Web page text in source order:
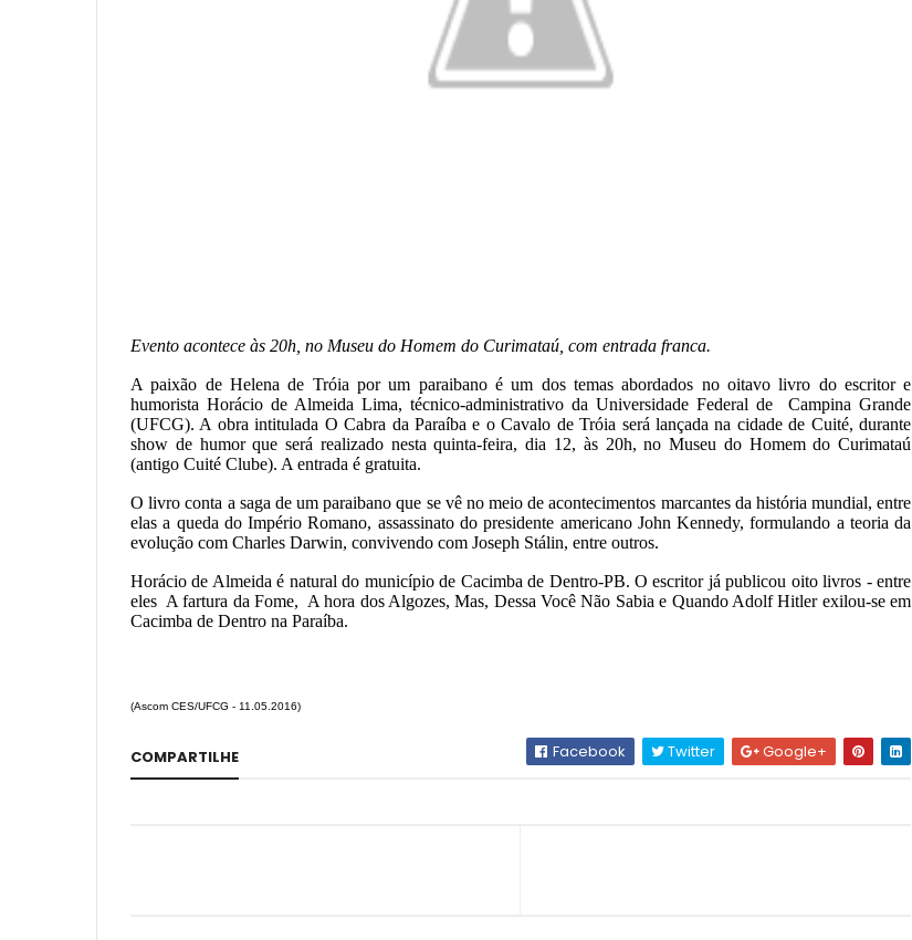
Evento acontece às 20h, no Museu do Homem do Curimataú, com entrada franca.
A paixão de Helena de Tróia por um paraibano é um dos temas abordados no oitavo livro do escritor e
humorista Horácio de Almeida Lima, técnico-administrativo da Universidade Federal de Campina Grande
(UFCG). A obra intitulada O Cabra da Paraíba e o Cavalo de Tróia será lançada na cidade de Cuité, durante
show de humor que será realizado nesta quinta-feira, dia 12, às 20h, no Museu do Homem do Curimataú
(antigo Cuité Clube). A entrada é gratuita.
O livro conta a saga de um paraibano que se vê no meio de acontecimentos marcantes da história mundial, entre
elas a queda do Império Romano, assassinato do presidente americano John Kennedy, formulando a teoria da
evolução com Charles Darwin, convivendo com Joseph Stálin, entre outros.
Horácio de Almeida é natural do município de Cacimba de Dentro-PB. O escritor já publicou oito livros - entre
eles A fartura da Fome, A hora dos Algozes, Mas, Dessa Você Não Sabia e Quando Adolf Hitler exilou-se em
Cacimba de Dentro na Paraíba.
(Ascom CES/UFCG - 11.05.2016)
COMPARTILHE Facebook Twitter Google+